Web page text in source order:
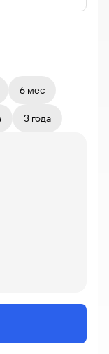
6 мес
3 года